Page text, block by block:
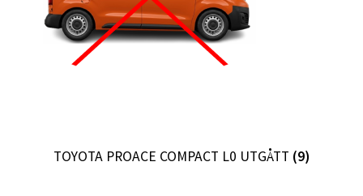
Ordre
TOYOTA PROACE COMPACT L0 UTGÅTT (9)